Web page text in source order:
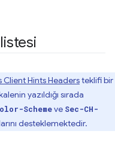
Hints Headersteklifi bir
yazıldığı sırada
Schemeve Sec-CH-
desteklemektedir.